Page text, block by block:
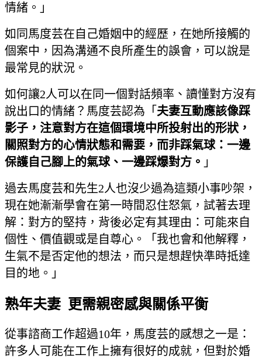
情緒。」
如同馬度芸在自己婚姻中的經歷，在她所接觸的
個案中，因為溝通不良所產生的誤會，可以說是
最常見的狀況。
如何讓2人可以在同一個對話頻率、讀懂對方沒有
說出口的情緒？馬度芸認為「 夫妻互動應該像踩
影子，注意對方在這個環境中所投射出的形狀，
關照對方的心情狀態和需要，而非踩氣球：一邊
保護自己腳上的氣球、一邊踩爆對方。 」
過去馬度芸和先生2人也沒少過為這類小事吵架，
現在她漸漸學會在第一時間忍住怒氣，試著去理
解：對方的堅持，背後必定有其理由：可能來自
個性、價值觀或是自尊心。「我也會和他解釋，
生氣不是否定他的想法，而只是想趕快準時抵達
目的地。」
熟年夫妻 更需親密感與關係平衡
從事諮商工作超過10年，馬度芸的感想之一是：
許多人可能在工作上擁有很好的成就，但對於婚